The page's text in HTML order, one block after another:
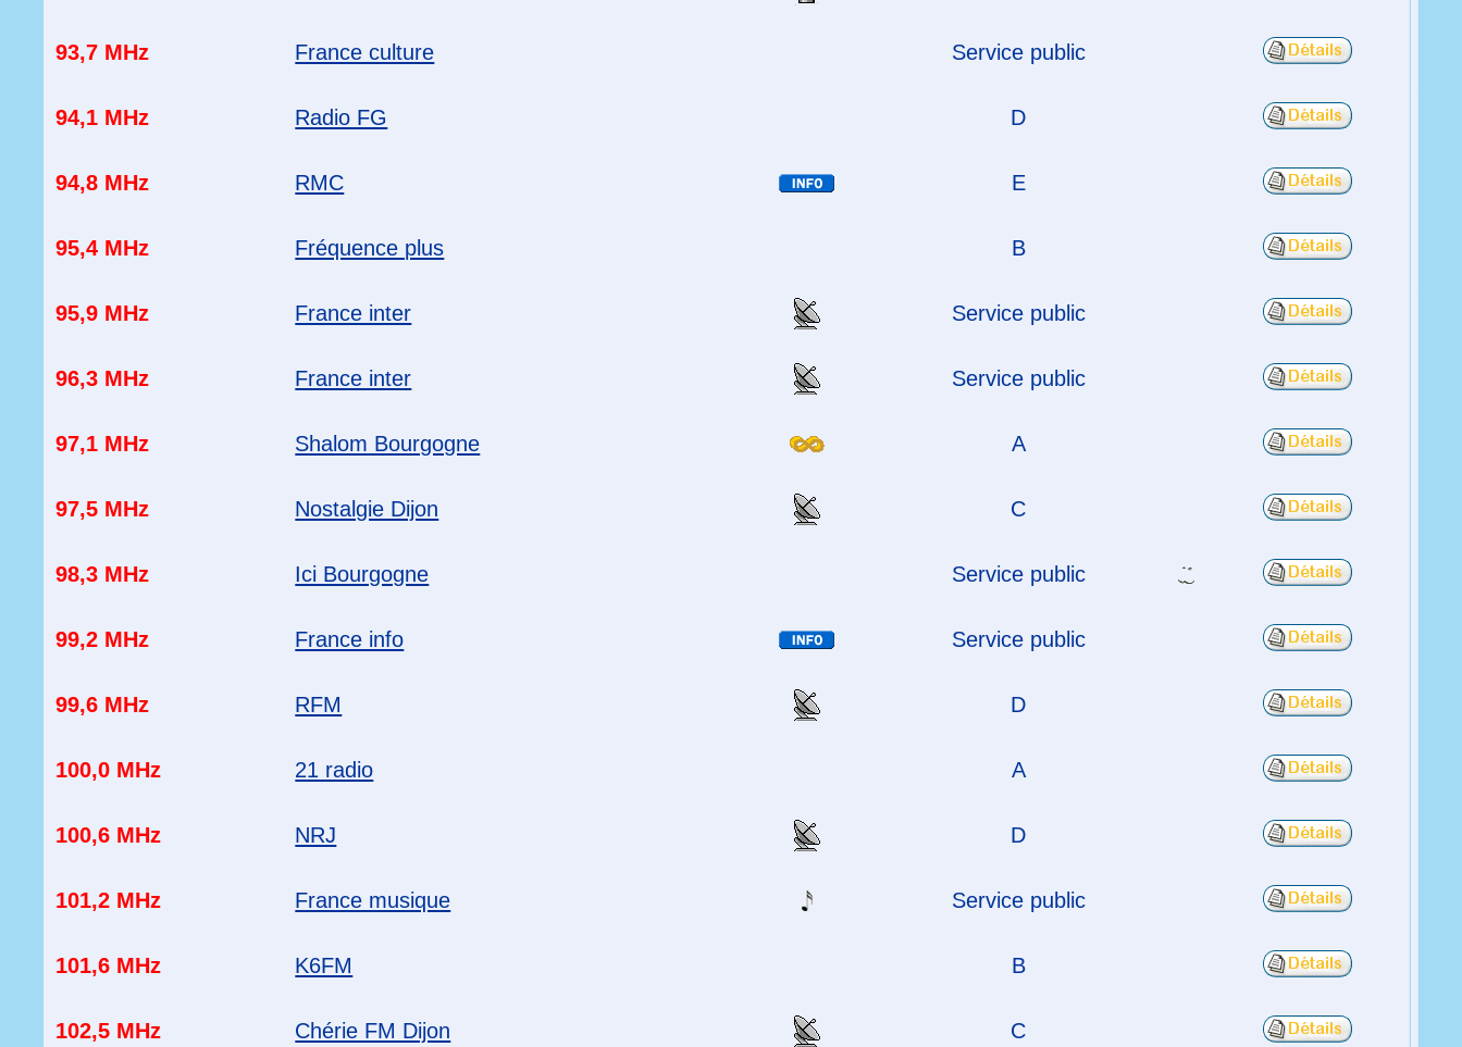
93,7 MHz France culture Service public
94,1 MHz Radio FG D
94,8 MHz RMC E
95,4 MHz Fréquence plus B
95,9 MHz France inter Service public
96,3 MHz France inter Service public
97,1 MHz Shalom Bourgogne A
97,5 MHz Nostalgie Dijon C
98,3 MHz Ici Bourgogne Service public
99,2 MHz France info Service public
99,6 MHz RFM D
100,0 MHz 21 radio A
100,6 MHz NRJ D
101,2 MHz France musique Service public
101,6 MHz K6FM B
102,5 MHz Chérie FM Dijon C